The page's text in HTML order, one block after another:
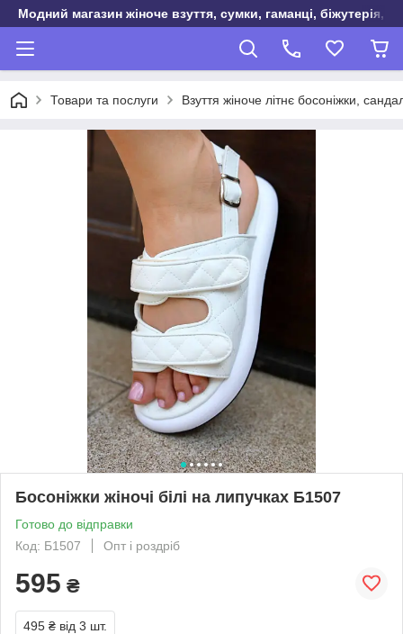
Модний магазин жіноче взуття, сумки, гаманці, біжутерія,
Товари та послуги Взуття жіноче літнє босоніжки,
Босоніжки жіночі білі на липучках Б1507
Готово до відправки
Код: Б1507
Опт і роздріб
595 ₴
495 ₴ від 3 шт.